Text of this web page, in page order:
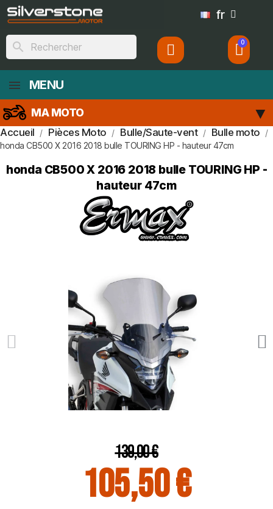
fr
search
MENU
MA MOTO
Accueil Pièces Moto Bulle/Saute-vent Bulle moto
honda CB500 X 2016 2018 bulle TOURING HP - hauteur 47cm
honda CB500 X 2016 2018 bulle TOURING HP -
hauteur 47cm
139,00 €
105,50 €